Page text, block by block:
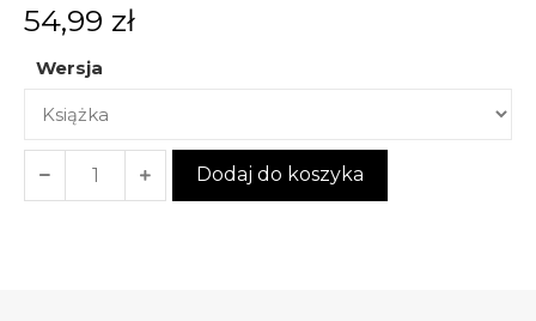
54,99 zł
Wersja
Dodaj do koszyka